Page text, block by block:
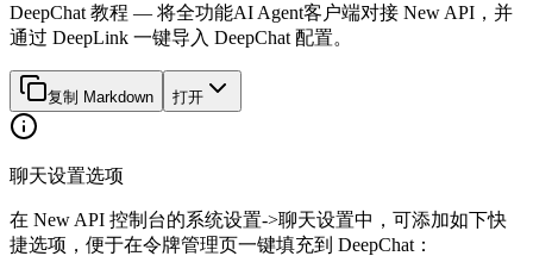
DeepChat 教程 — 将全功能AI Agent客户端对接 New API，并
通过 DeepLink 一键导入 DeepChat 配置。
复制 Markdown 打开
聊天设置选项
在 New API 控制台的系统设置->聊天设置中，可添加如下快
捷选项，便于在令牌管理页一键填充到 DeepChat：